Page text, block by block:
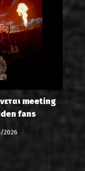
meeting
fans
2026